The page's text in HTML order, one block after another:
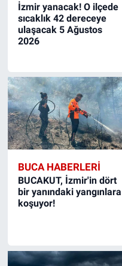
İzmir yanacak! O ilçede
sıcaklık 42 dereceye
ulaşacak 5 Ağustos
2026
BUCA HABERLERI
BUCAKUT, İzmir'in dört
bir yanındaki yangınlara
koşuyor!